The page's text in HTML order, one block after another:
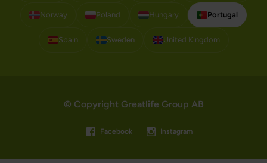
Norway Poland Hungary Portugal
Spain Sweden United Kingdom
© Copyright Greatlife Group AB
Facebook Instagram